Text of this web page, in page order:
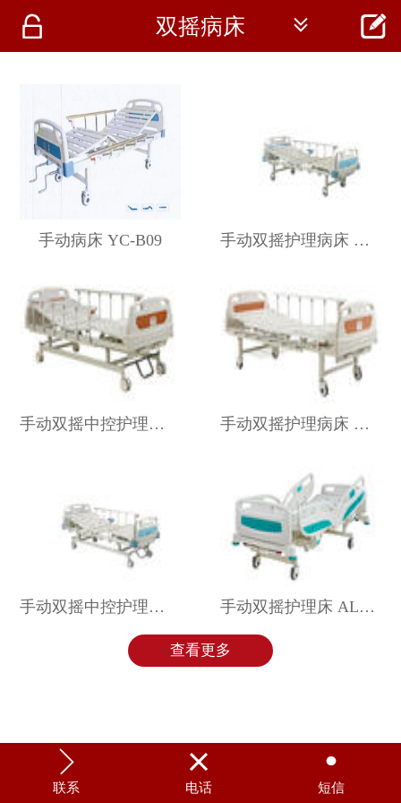
 首页
医疗资讯
 双摇病床  
手动病床 YC-B09 手动双摇护理病床 ALK06-A232BL-C
手动双摇中控护理病床 ALK06-A232Z 手动双摇护理病床 ALK06-A232B
手动双摇中控护理病床 ALK06-A232ZL-C 手动双摇护理床 ALK-AA201FBE
查看更多

联系

电话

短信